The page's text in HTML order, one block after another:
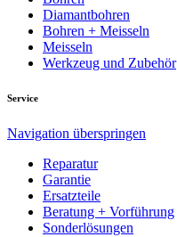
Diamantbohren
Bohren + Meisseln
Meisseln
Werkzeug und Zubehör
Service
Navigation überspringen
Reparatur
Garantie
Ersatzteile
Beratung + Vorführung
Sonderlösungen